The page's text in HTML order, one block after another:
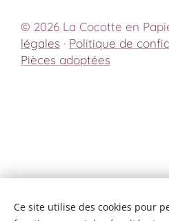
© 2026 La Cocotte en
légales · Politique de
Pièces adoptées
Ce site utilise des cookies pour